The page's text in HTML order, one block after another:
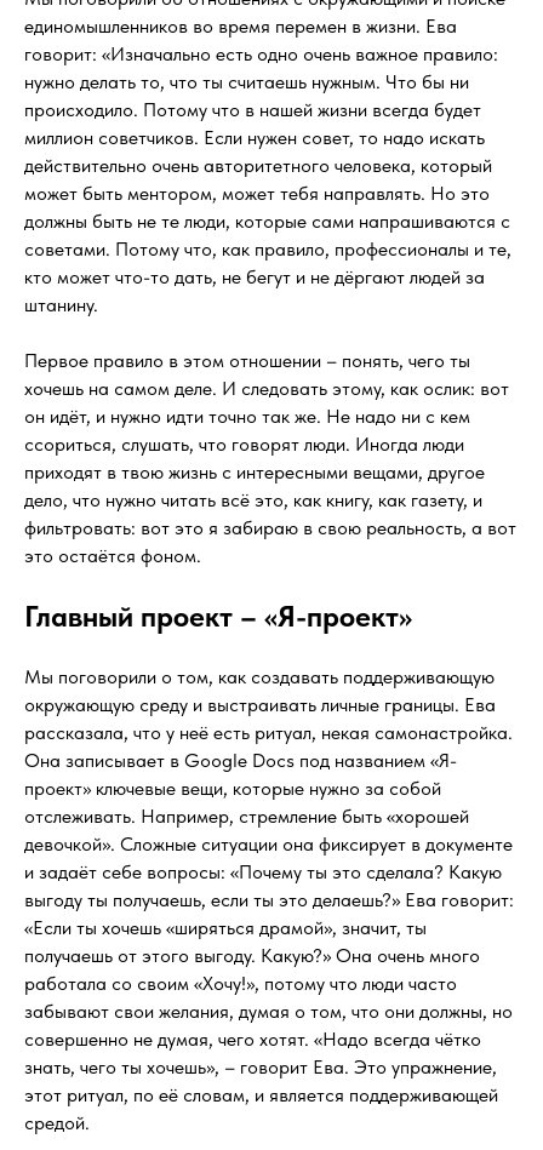
единомышленников во время перемен в жизни. Ева
говорит: «Изначально есть одно очень важное правило:
нужно делать то, что ты считаешь нужным. Что бы ни
происходило. Потому что в нашей жизни всегда будет
миллион советчиков. Если нужен совет, то надо искать
действительно очень авторитетного человека, который
может быть ментором, может тебя направлять. Но это
должны быть не те люди, которые сами напрашиваются с
советами. Потому что, как правило, профессионалы и те,
кто может что-то дать, не бегут и не дёргают людей за
штанину.
Первое правило в этом отношении – понять, чего ты
хочешь на самом деле. И следовать этому, как ослик: вот
он идёт, и нужно идти точно так же. Не надо ни с кем
ссориться, слушать, что говорят люди. Иногда люди
приходят в твою жизнь с интересными вещами, другое
дело, что нужно читать всё это, как книгу, как газету, и
фильтровать: вот это я забираю в свою реальность, а вот
это остаётся фоном.
Главный проект – «Я-проект»
Мы поговорили о том, как создавать поддерживающую
окружающую среду и выстраивать личные границы. Ева
рассказала, что у неё есть ритуал, некая самонастройка.
Она записывает в Google Docs под названием «Я-
проект» ключевые вещи, которые нужно за собой
отслеживать. Например, стремление быть «хорошей
девочкой». Сложные ситуации она фиксирует в документе
и задаёт себе вопросы: «Почему ты это сделала? Какую
выгоду ты получаешь, если ты это делаешь?» Ева говорит:
«Если ты хочешь «ширяться драмой», значит, ты
получаешь от этого выгоду. Какую?» Она очень много
работала со своим «Хочу!», потому что люди часто
забывают свои желания, думая о том, что они должны, но
совершенно не думая, чего хотят. «Надо всегда чётко
знать, чего ты хочешь», – говорит Ева. Это упражнение,
этот ритуал, по её словам, и является поддерживающей
средой.